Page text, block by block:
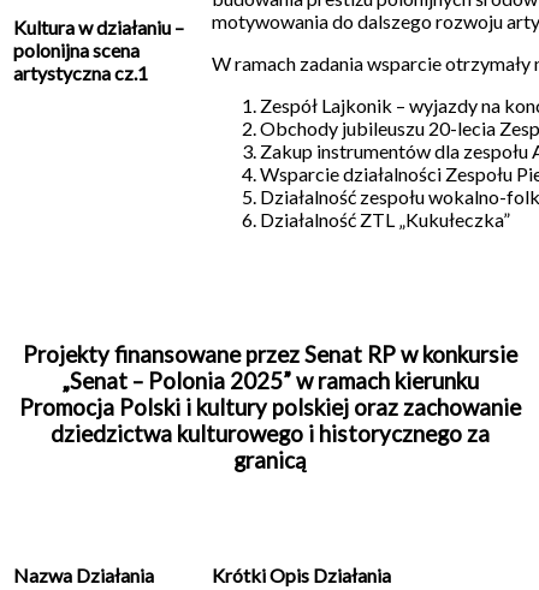
Kultura w działaniu –
polonijna scena
artystyczna cz.1
motywowania do dalszego rozwoju
W ramach zadania wsparcie otrzymały
Zespół Lajkonik – wyjazdy na
Obchody jubileuszu 20-lecia
Zakup instrumentów dla zespołu
Wsparcie działalności Zespołu
Działalność zespołu wokalno-
Działalność ZTL „Kukułeczka”
Projekty finansowane przez Senat RP w konkursie
„Senat – Polonia 2025” w ramach kierunku
Promocja Polski i kultury polskiej oraz zachowanie
dziedzictwa kulturowego i historycznego za
granicą
Nazwa Działania Krótki Opis Działania